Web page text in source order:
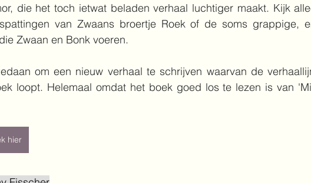
die het toch ietwat beladen verhaal luchtiger maakt. Kijk
van Zwaans broertje Roek of de soms grappige,
Zwaan en Bonk voeren.
om een nieuw verhaal te schrijven waarvan de
loopt. Helemaal omdat het boek goed los te lezen is van
hier